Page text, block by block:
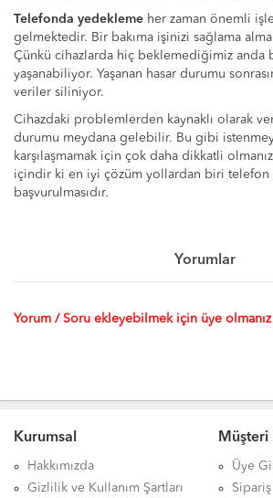
Telefonda yedekleme her zaman önemli
gelmektedir. Bir bakıma işinizi sağlama
Çünkü cihazlarda hiç beklemediğimiz anda
yaşanabiliyor. Yaşanan hasar durumu
veriler siliniyor.
Cihazdaki problemlerden kaynaklı olarak
durumu meydana gelebilir. Bu gibi
karşılaşmamak için çok daha dikkatli
içindir ki en iyi çözüm yollardan biri telefon
başvurulmasıdır.
Yorumlar
Yorum / Soru ekleyebilmek için üye
Kurumsal
Hakkımızda
Gizlilik ve Kullanım Şartları
Müşteri
Üye